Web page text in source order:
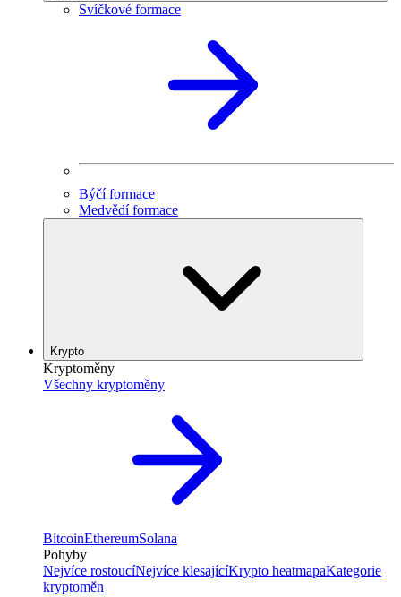
Svíčkové formace
Býčí formace
Medvědí formace
Krypto
Kryptoměny
Všechny kryptoměny
BitcoinEthereumSolana
Pohyby
Nejvíce rostoucíNejvíce klesajícíKrypto heatmapaKategorie
kryptoměn